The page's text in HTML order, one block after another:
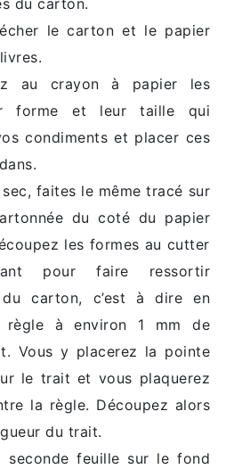
le carton et le papier
au crayon à papier les
forme et leur taille qui
condiments et placer ces
faites le même tracé sur
du coté du papier
les formes au cutter
pour faire ressortir
du carton, c’est à dire en
règle à environ 1 mm de
Vous y placerez la pointe
le trait et vous plaquerez
la règle. Découpez alors
du trait.
seconde feuille sur le fond